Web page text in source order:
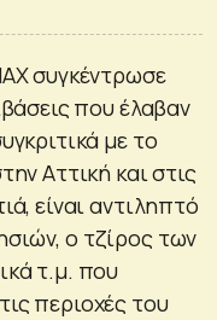
συγκέντρωσε
που έλαβαν
με το
Αττική και στις
είναι αντιληπτό
ο τζίρος των
τ.μ. που
περιοχές του